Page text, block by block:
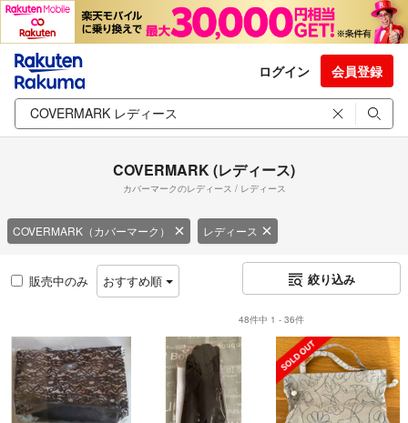
ログイン 会員登録
COVERMARK (レディース)
カバーマークのレディース / レディース
COVERMARK（カバーマーク） レディース
販売中のみ おすすめ順 絞り込み
48件中 1 - 36件